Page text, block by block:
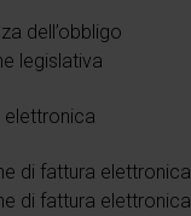
dell’obbligo
legislativa
elettronica
di fattura
di fattura